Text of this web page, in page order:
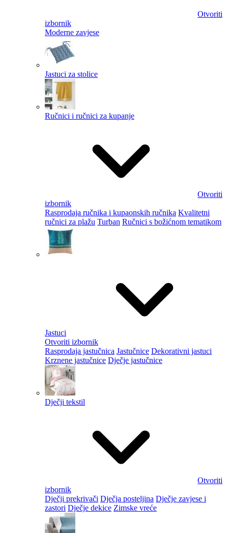
Otvoriti
izbornik
Moderne zavjese
Jastuci za stolice
Ručnici i ručnici za kupanje
Otvoriti
izbornik
Rasprodaja ručnika i kupaonskih ručnika Kvalitetni
ručnici za plažu Turban Ručnici s božićnom tematikom
Jastuci
Otvoriti izbornik
Rasprodaja jastučnica Jastučnice Dekorativni jastuci
Krznene jastučnice Dječje jastučnice
Dječji tekstil
Otvoriti
izbornik
Dječji prekrivači Dječja posteljina Dječje zavjese i
zastori Dječje dekice Zimske vreće